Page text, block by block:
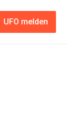
UFO melden